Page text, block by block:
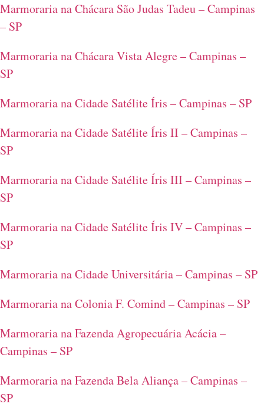
Marmoraria na Chácara São Judas Tadeu – Campinas
– SP
Marmoraria na Chácara Vista Alegre – Campinas –
SP
Marmoraria na Cidade Satélite Íris – Campinas – SP
Marmoraria na Cidade Satélite Íris II – Campinas –
SP
Marmoraria na Cidade Satélite Íris III – Campinas –
SP
Marmoraria na Cidade Satélite Íris IV – Campinas –
SP
Marmoraria na Cidade Universitária – Campinas – SP
Marmoraria na Colonia F. Comind – Campinas – SP
Marmoraria na Fazenda Agropecuária Acácia –
Campinas – SP
Marmoraria na Fazenda Bela Aliança – Campinas –
SP